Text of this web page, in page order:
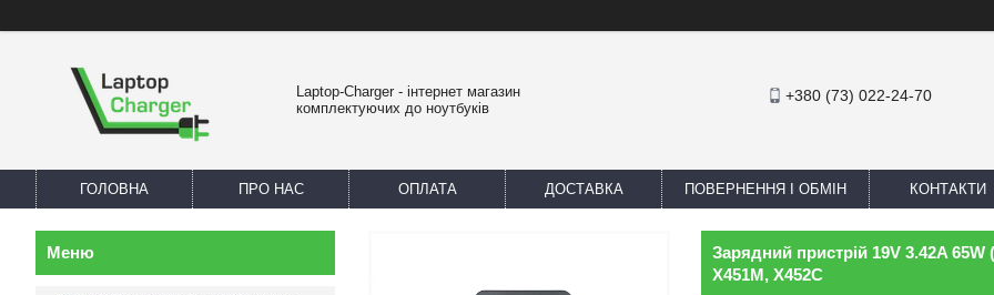
Laptop-Charger - інтернет магазин
комплектуючих до ноутбуків
+380 (73) 022-24-70
ГОЛОВНА ПРО НАС ОПЛАТА ДОСТАВКА ПОВЕРНЕННЯ І ОБМІН КОНТАКТИ
Зарядний пристрій 19V 3.42A
X451M, X452C